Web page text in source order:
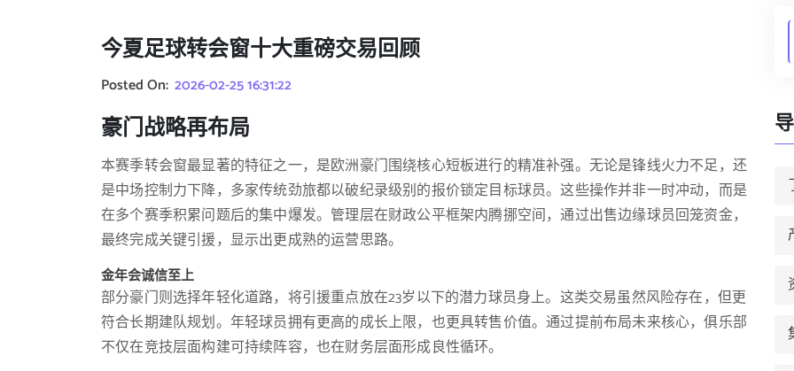
今夏足球转会窗十大重磅交易回顾
Posted On: 2026-02-25 16:31:22
豪门战略再布局
本赛季转会窗最显著的特征之一，是欧洲豪门围绕核心短板进行的精准补强。无论是锋线火力不足，还
是中场控制力下降，多家传统劲旅都以破纪录级别的报价锁定目标球员。这些操作并非一时冲动，而是
在多个赛季积累问题后的集中爆发。管理层在财政公平框架内腾挪空间，通过出售边缘球员回笼资金，
最终完成关键引援，显示出更成熟的运营思路。
金年会诚信至上
部分豪门则选择年轻化道路，将引援重点放在23岁以下的潜力球员身上。这类交易虽然风险存在，但更
符合长期建队规划。年轻球员拥有更高的成长上限，也更具转售价值。通过提前布局未来核心，俱乐部
不仅在竞技层面构建可持续阵容，也在财务层面形成良性循环。